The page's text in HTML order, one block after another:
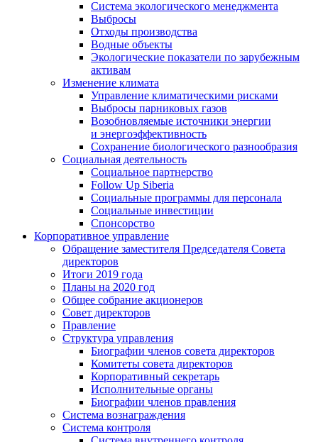
Система экологического менеджмента
Выбросы
Отходы производства
Водные объекты
Экологические показатели по зарубежным
активам
Изменение климата
Управление климатическими рисками
Выбросы парниковых газов
Возобновляемые источники энергии
и энергоэффективность
Сохранение биологического разнообразия
Социальная деятельность
Социальное партнерство
Follow Up Siberia
Социальные программы для персонала
Социальные инвестиции
Спонсорство
Корпоративное управление
Обращение заместителя Председателя Совета
директоров
Итоги 2019 года
Планы на 2020 год
Общее собрание акционеров
Совет директоров
Правление
Структура управления
Биографии членов совета директоров
Комитеты совета директоров
Корпоративный секретарь
Исполнительные органы
Биографии членов правления
Система вознаграждения
Система контроля